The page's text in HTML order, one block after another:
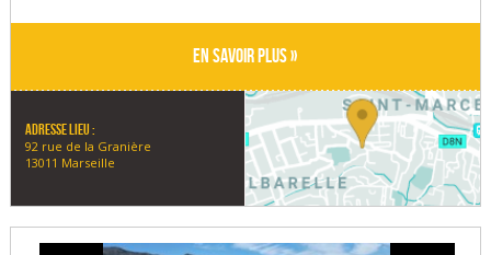
En savoir plus »
Adresse lieu :
92 rue de la Granière
13011 Marseille